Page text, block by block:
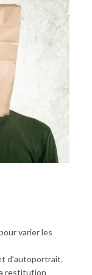
varier les
d’autoportrait.
restitution